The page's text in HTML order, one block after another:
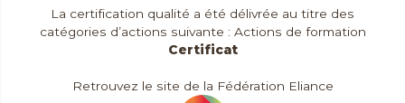
La certification qualité a été délivrée au titre des
catégories d’actions suivante : Actions de formation
Certificat
Retrouvez le site de la Fédération Eliance